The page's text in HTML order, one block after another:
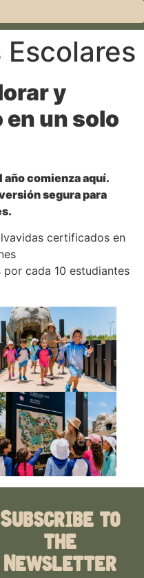
y
un solo
comienza aquí.
segura para
certificados en
cada 10 estudiantes
Subscribe to
the
Newsletter